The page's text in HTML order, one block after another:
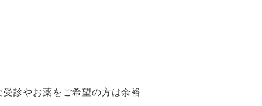
受診やお薬をご希望の方は余裕